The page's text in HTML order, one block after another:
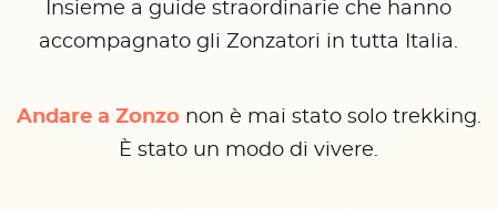
Insieme a guide straordinarie che hanno
accompagnato gli Zonzatori in tutta Italia.
Andare a Zonzonon è mai stato solo trekking.
È stato un modo di vivere.